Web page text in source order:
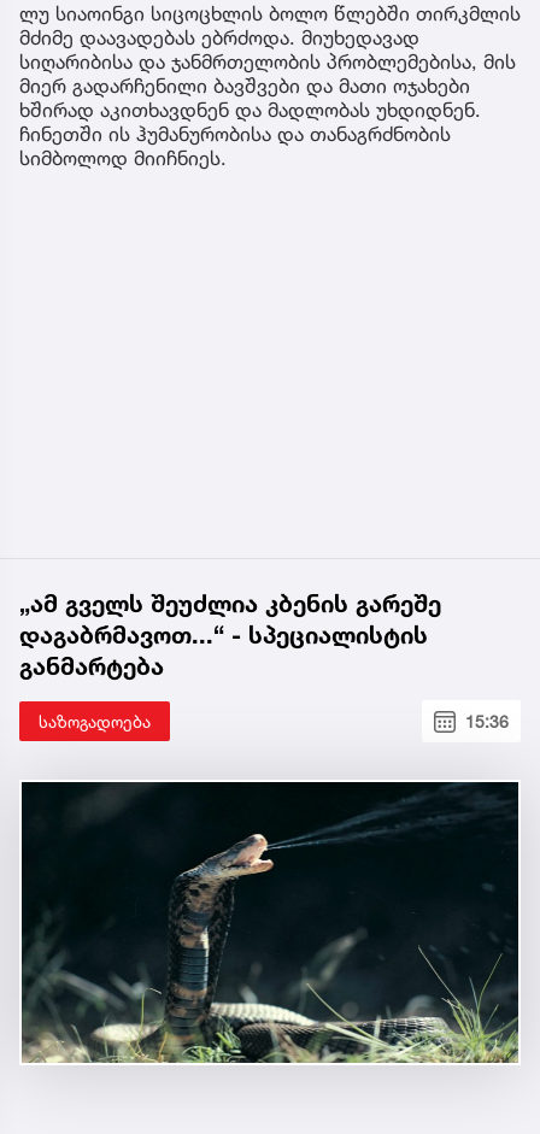
ლუ სიაოინგი სიცოცხლის ბოლო წლებში თირკმლის
მძიმე დაავადებას ებრძოდა. მიუხედავად
სიღარიბისა და ჯანმრთელობის პრობლემებისა, მის
მიერ გადარჩენილი ბავშვები და მათი ოჯახები
ხშირად აკითხავდნენ და მადლობას უხდიდნენ.
ჩინეთში ის ჰუმანურობისა და თანაგრძნობის
სიმბოლოდ მიიჩნიეს.
„ამ გველს შეუძლია კბენის გარეშე
დაგაბრმავოთ...“ - სპეციალისტის
განმარტება
საზოგადოება 15:36